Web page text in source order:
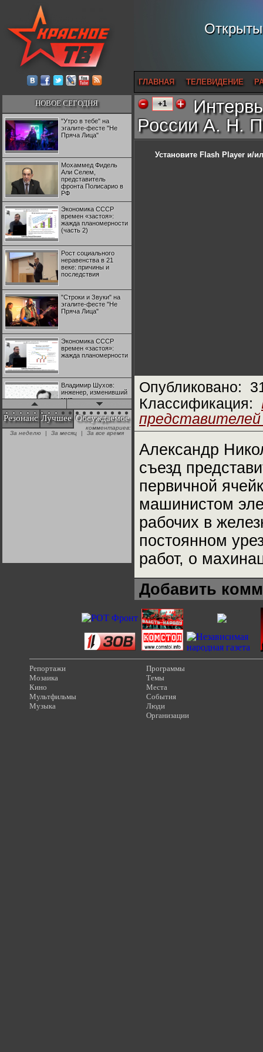
ГЛАВНАЯ ТЕЛЕВИДЕНИЕ
НОВОЕ СЕГОДНЯ
"Утро в тебе" на
эгалите-фесте "Не
Пряча Лица"
Мохаммед Фидель
Али Селем,
представитель
фронта Полисарио в
РФ
Экономика СССР
времен «застоя»:
жажда планомерности
(часть 2)
Рост социального
неравенства в 21
веке: причины и
последствия
"Строки и Звуки" на
эгалите-фесте "Не
Пряча Лица"
Экономика СССР
времен «застоя»:
жажда планомерности
Владимир Шухов:
инженер, изменивший
мир
"Аркадий Коц" на
эгалите-фесте "Не
СССР в Великой
Отечественной? Олег
потерянной
революционности
Резонанс Лучшее Обсуждаемое
комментариев:
За неделю
| За месяц | За все время
+1
России А. Н.
Установите Flash Player и/
Опубликовано:
Классификация:
Александр
съезд
первичной
машинистом
рабочих в
постоянном
работ, о
Добавить
Репортажи
Мозаика
Кино
Мультфильмы
Музыка
Программы
Темы
Места
События
Люди
Организации